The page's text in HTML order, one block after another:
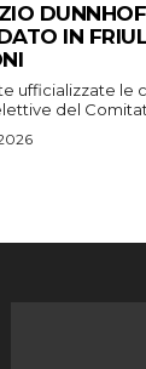
IN
ufficializzate le
del